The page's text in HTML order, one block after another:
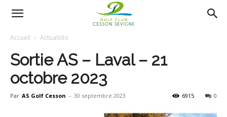
Golf
Cesson
Accueil Actualités
Sortie AS – Laval – 21
octobre 2023
Par AS Golf Cesson - 30 septembre 2023 0
6915